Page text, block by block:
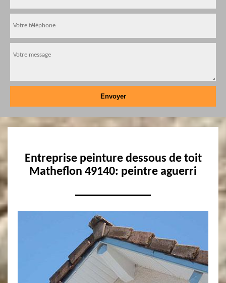
Entreprise peinture dessous de toit
Matheflon 49140: peintre aguerri